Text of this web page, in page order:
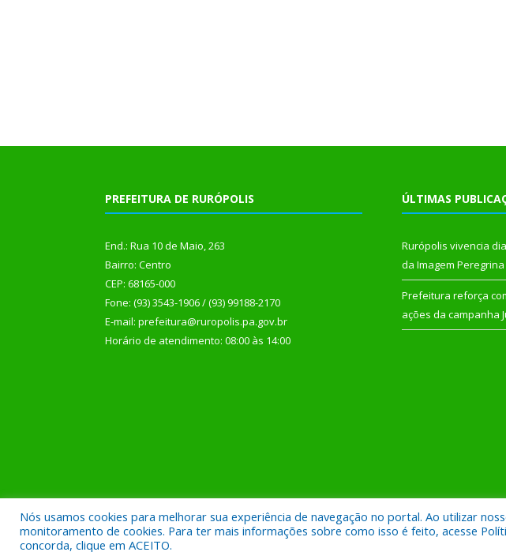
PREFEITURA DE RURÓPOLIS
End.: Rua 10 de Maio, 263
Bairro: Centro
CEP: 68165-000
Fone: (93) 3543-1906 / (93) 99188-2170
E-mail: prefeitura@ruropolis.pa.gov.br
Horário de atendimento: 08:00 às 14:00
ÚLTIMAS
Rurópolis vivencia
da Imagem
Prefeitura reforça
ações da campanha
Todos os direitos reservados a Prefeitura Municipal de Rurópolis.
Nós usamos cookies para melhorar sua experiência de navegação no portal. Ao utilizar
monitoramento de cookies. Para ter mais informações sobre como isso é feito, acesse
concorda, clique em ACEITO.